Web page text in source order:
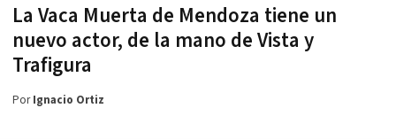
La Vaca Muerta de Mendoza tiene un
nuevo actor, de la mano de Vista y
Trafigura
PorIgnacio Ortiz